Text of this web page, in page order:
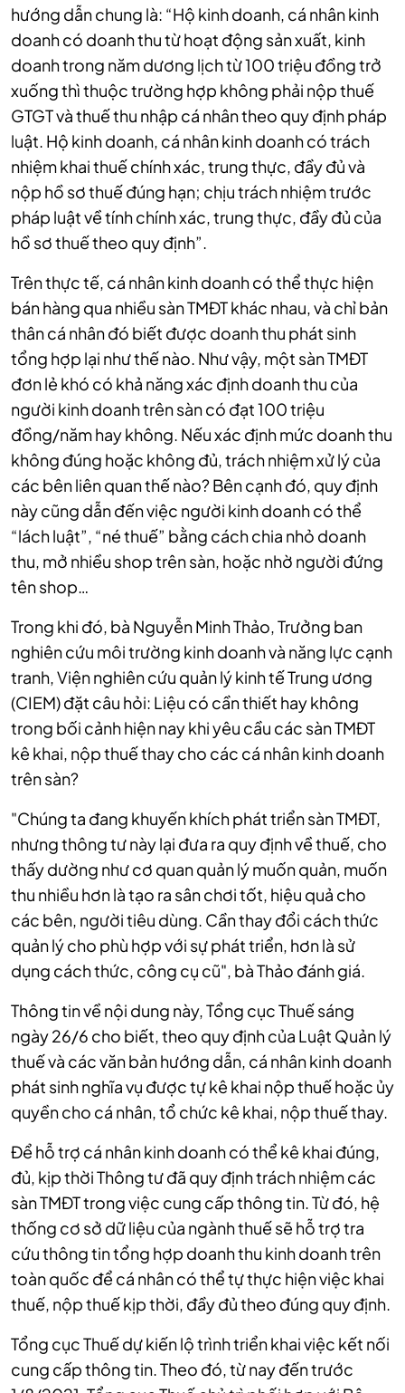
hướng dẫn chung là: “Hộ kinh doanh, cá nhân kinh
doanh có doanh thu từ hoạt động sản xuất, kinh
doanh trong năm dương lịch từ 100 triệu đồng trở
xuống thì thuộc trường hợp không phải nộp thuế
GTGT và thuế thu nhập cá nhân theo quy định pháp
luật. Hộ kinh doanh, cá nhân kinh doanh có trách
nhiệm khai thuế chính xác, trung thực, đầy đủ và
nộp hồ sơ thuế đúng hạn; chịu trách nhiệm trước
pháp luật về tính chính xác, trung thực, đầy đủ của
hồ sơ thuế theo quy định”.
Trên thực tế, cá nhân kinh doanh có thể thực hiện
bán hàng qua nhiều sàn TMĐT khác nhau, và chỉ bản
thân cá nhân đó biết được doanh thu phát sinh
tổng hợp lại như thế nào. Như vậy, một sàn TMĐT
đơn lẻ khó có khả năng xác định doanh thu của
người kinh doanh trên sàn có đạt 100 triệu
đồng/năm hay không. Nếu xác định mức doanh thu
không đúng hoặc không đủ, trách nhiệm xử lý của
các bên liên quan thế nào? Bên cạnh đó, quy định
này cũng dẫn đến việc người kinh doanh có thể
“lách luật”, “né thuế” bằng cách chia nhỏ doanh
thu, mở nhiều shop trên sàn, hoặc nhờ người đứng
tên shop…
Trong khi đó, bà Nguyễn Minh Thảo, Trưởng ban
nghiên cứu môi trường kinh doanh và năng lực cạnh
tranh, Viện nghiên cứu quản lý kinh tế Trung ương
(CIEM) đặt câu hỏi: Liệu có cần thiết hay không
trong bối cảnh hiện nay khi yêu cầu các sàn TMĐT
kê khai, nộp thuế thay cho các cá nhân kinh doanh
trên sàn?
"Chúng ta đang khuyến khích phát triển sàn TMĐT,
nhưng thông tư này lại đưa ra quy định về thuế, cho
thấy dường như cơ quan quản lý muốn quản, muốn
thu nhiều hơn là tạo ra sân chơi tốt, hiệu quả cho
các bên, người tiêu dùng. Cần thay đổi cách thức
quản lý cho phù hợp với sự phát triển, hơn là sử
dụng cách thức, công cụ cũ", bà Thảo đánh giá.
Thông tin về nội dung này, Tổng cục Thuế sáng
ngày 26/6 cho biết, theo quy định của Luật Quản lý
thuế và các văn bản hướng dẫn, cá nhân kinh doanh
phát sinh nghĩa vụ được tự kê khai nộp thuế hoặc ủy
quyền cho cá nhân, tổ chức kê khai, nộp thuế thay.
Để hỗ trợ cá nhân kinh doanh có thể kê khai đúng,
đủ, kịp thời Thông tư đã quy định trách nhiệm các
sàn TMĐT trong việc cung cấp thông tin. Từ đó, hệ
thống cơ sở dữ liệu của ngành thuế sẽ hỗ trợ tra
cứu thông tin tổng hợp doanh thu kinh doanh trên
toàn quốc để cá nhân có thể tự thực hiện việc khai
thuế, nộp thuế kịp thời, đầy đủ theo đúng quy định.
Tổng cục Thuế dự kiến lộ trình triển khai việc kết nối
cung cấp thông tin. Theo đó, từ nay đến trước